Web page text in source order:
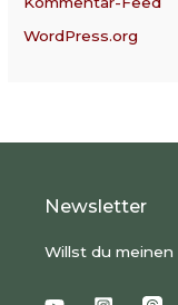
WordPress.org
Newsletter
Willst du